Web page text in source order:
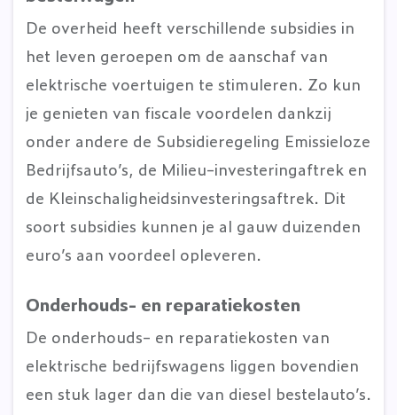
De overheid heeft verschillende subsidies in
het leven geroepen om de aanschaf van
elektrische voertuigen te stimuleren. Zo kun
je genieten van fiscale voordelen dankzij
onder andere de Subsidieregeling Emissieloze
Bedrijfsauto’s, de Milieu-investeringaftrek en
de Kleinschaligheidsinvesteringsaftrek. Dit
soort subsidies kunnen je al gauw duizenden
euro’s aan voordeel opleveren.
Onderhouds- en reparatiekosten
De onderhouds- en reparatiekosten van
elektrische bedrijfswagens liggen bovendien
een stuk lager dan die van diesel bestelauto’s.